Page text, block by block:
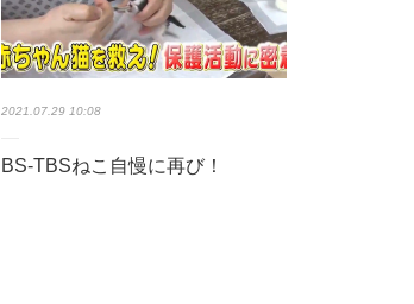
2021.07.29 10:08
BS-TBSねこ自慢に再び！